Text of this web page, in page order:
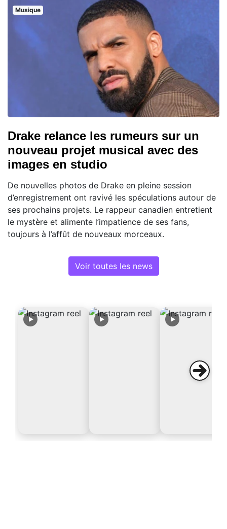
Musique
Drake relance les rumeurs sur un
nouveau projet musical avec des
images en studio
De nouvelles photos de Drake en pleine session
d’enregistrement ont ravivé les spéculations autour de
ses prochains projets. Le rappeur canadien entretient
le mystère et alimente l’impatience de ses fans,
toujours à l’affût de nouveaux morceaux.
Voir toutes les news